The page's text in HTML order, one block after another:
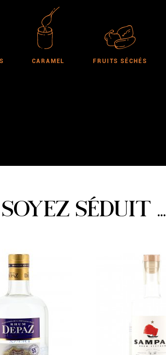
CARAMEL FRUITS SÉCHÉS
SOYEZ SÉDUIT ...